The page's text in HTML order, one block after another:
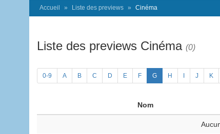
Accueil Liste des previews Cinéma
Liste des previews Cinéma (0)
0-9 A B C D E F G H J K
Nom